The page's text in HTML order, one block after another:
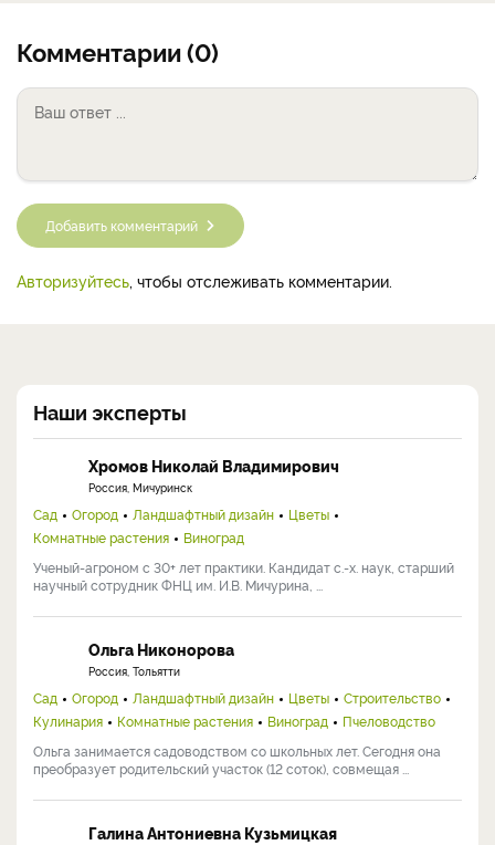
Комментарии (0)
Добавить комментарий
Авторизуйтесь, чтобы отслеживать комментарии.
Наши эксперты
Хромов Николай Владимирович
Россия, Мичуринск
Сад Огород Ландшафтный дизайн
Цветы
Комнатные растения
Виноград
Ученый-агроном с 30+ лет практики. Кандидат с.-х. наук, старший
научный сотрудник ФНЦ им. И.В. Мичурина, ...
Ольга Никонорова
Россия, Тольятти
Сад Огород Ландшафтный дизайн Цветы
Строительство
Кулинария
Комнатные растения Виноград
Пчеловодство
Ольга занимается садоводством со школьных лет. Сегодня она
преобразует родительский участок (12 соток), совмещая ...
Галина Антониевна Кузьмицкая